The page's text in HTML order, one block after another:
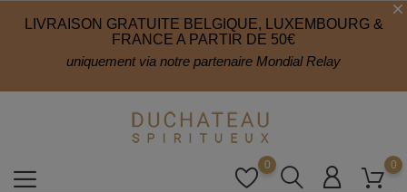
LIVRAISON GRATUITE BELGIQUE, LUXEMBOURG &
FRANCE A PARTIR DE 50€
uniquement via notre partenaire Mondial Relay
0
0